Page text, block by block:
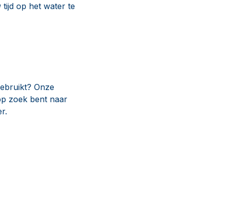
tijd op het water te
Onze
zoek bent naar